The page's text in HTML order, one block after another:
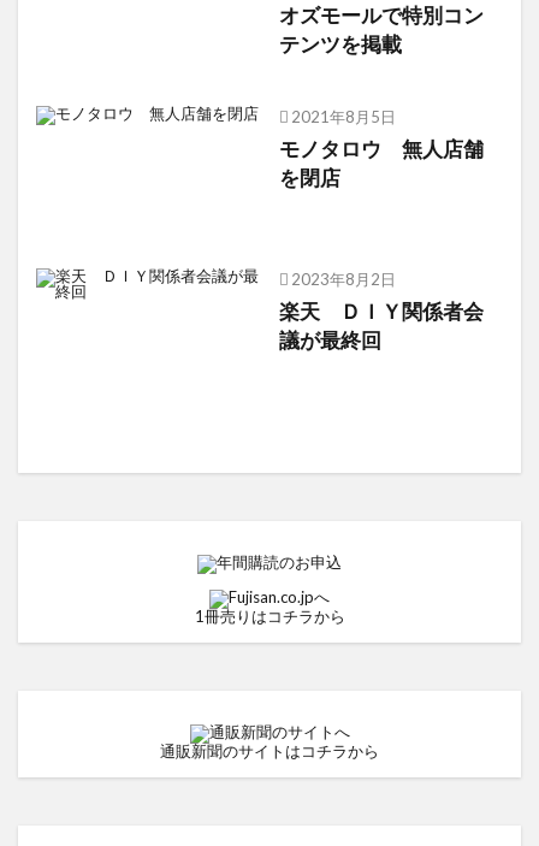
オズモールで特別コン
テンツを掲載
2021年8月5日
モノタロウ 無人店舗
を閉店
2023年8月2日
楽天 ＤＩＹ関係者会
議が最終回
1冊売りはコチラから
通販新聞のサイトはコチラから